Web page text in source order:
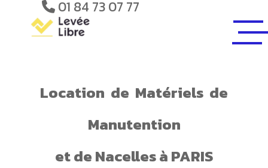
01 84 73 07 77
Location de Matériels de
Manutention
et deNacellesà PARIS